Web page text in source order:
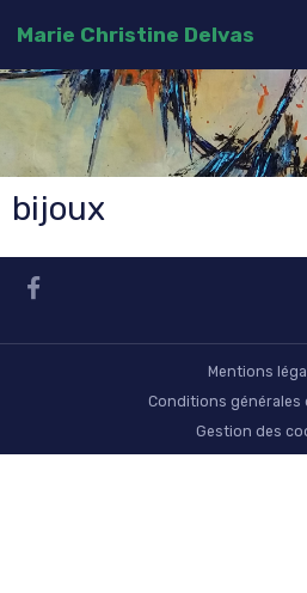
Marie Christine Delvas
bijoux
Mentions
Conditions générales
Gestion des